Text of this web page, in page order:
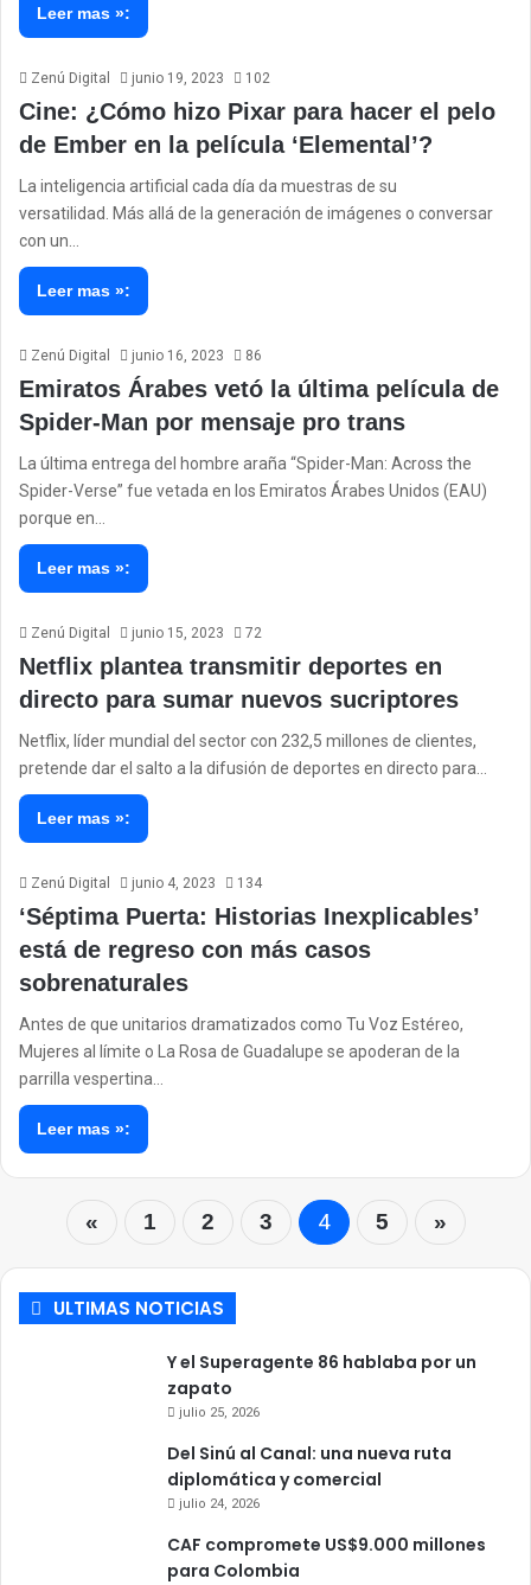
Leer mas »:
Zenú Digital junio 19, 2023 102
Cine: ¿Cómo hizo Pixar para hacer el pelo
de Ember en la película ‘Elemental’?
La inteligencia artificial cada día da muestras de su
versatilidad. Más allá de la generación de imágenes o conversar
con un…
Leer mas »:
Zenú Digital junio 16, 2023 86
Emiratos Árabes vetó la última película de
Spider-Man por mensaje pro trans
La última entrega del hombre araña “Spider-Man: Across the
Spider-Verse” fue vetada en los Emiratos Árabes Unidos (EAU)
porque en…
Leer mas »:
Zenú Digital junio 15, 2023 72
Netflix plantea transmitir deportes en
directo para sumar nuevos sucriptores
Netflix, líder mundial del sector con 232,5 millones de clientes,
pretende dar el salto a la difusión de deportes en directo para…
Leer mas »:
Zenú Digital junio 4, 2023 134
‘Séptima Puerta: Historias Inexplicables’
está de regreso con más casos
sobrenaturales
Antes de que unitarios dramatizados como Tu Voz Estéreo,
Mujeres al límite o La Rosa de Guadalupe se apoderan de la
parrilla vespertina…
Leer mas »:
« 1 2 3 4 5 »
ULTIMAS NOTICIAS
Y el Superagente 86 hablaba por un
zapato
julio 25, 2026
Del Sinú al Canal: una nueva ruta
diplomática y comercial
julio 24, 2026
CAF compromete US$9.000 millones
para Colombia